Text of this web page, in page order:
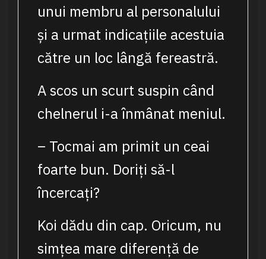
unui membru al personalului
și a urmat indicațiile acestuia
către un loc lângă fereastră.
A scos un scurt suspin când
chelnerul i-a înmânat meniul.
– Tocmai am primit un ceai
foarte bun. Doriți să-l
încercați?
Koi dădu din cap. Oricum, nu
simțea mare diferență de